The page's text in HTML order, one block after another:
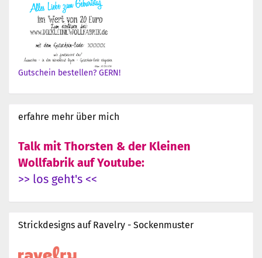
Gutschein bestellen? GERN!
erfahre mehr über mich
Talk mit Thorsten & der Kleinen
Wollfabrik auf Youtube:
>> los geht's <<
Strickdesigns auf Ravelry - Sockenmuster